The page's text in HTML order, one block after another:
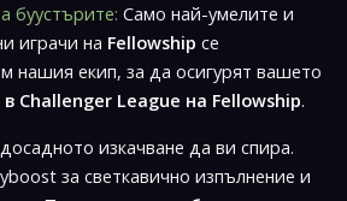
буустърите: Само най-умелите и
играчи на Fellowship се
нашия екип, за да осигурят вашето
Challenger League на Fellowship.
изкачване да ви спира.
за светкавично изпълнение и